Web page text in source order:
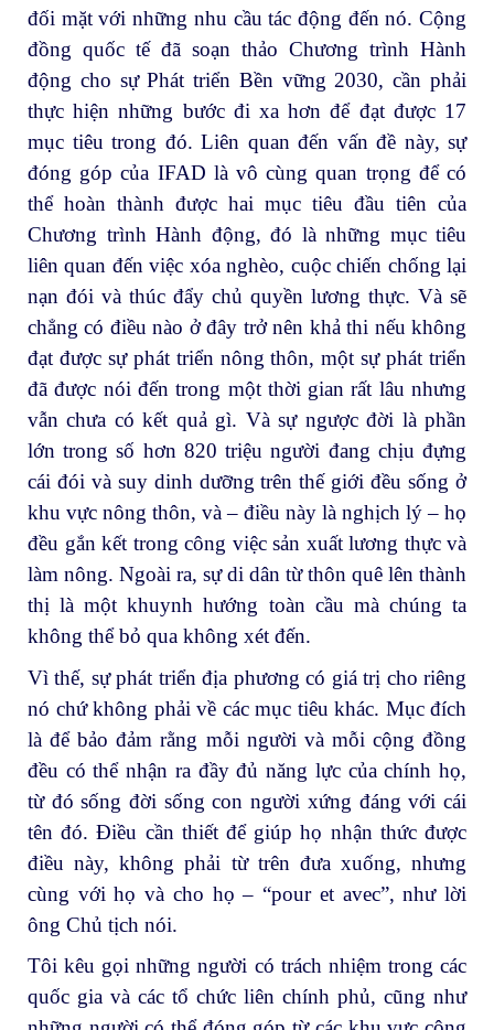
đối mặt với những nhu cầu tác động đến nó. Cộng
đồng quốc tế đã soạn thảo Chương trình Hành
động cho sự Phát triển Bền vững 2030, cần phải
thực hiện những bước đi xa hơn để đạt được 17
mục tiêu trong đó. Liên quan đến vấn đề này, sự
đóng góp của IFAD là vô cùng quan trọng để có
thể hoàn thành được hai mục tiêu đầu tiên của
Chương trình Hành động, đó là những mục tiêu
liên quan đến việc xóa nghèo, cuộc chiến chống lại
nạn đói và thúc đẩy chủ quyền lương thực. Và sẽ
chẳng có điều nào ở đây trở nên khả thi nếu không
đạt được sự phát triển nông thôn, một sự phát triển
đã được nói đến trong một thời gian rất lâu nhưng
vẫn chưa có kết quả gì. Và sự ngược đời là phần
lớn trong số hơn 820 triệu người đang chịu đựng
cái đói và suy dinh dưỡng trên thế giới đều sống ở
khu vực nông thôn, và – điều này là nghịch lý – họ
đều gắn kết trong công việc sản xuất lương thực và
làm nông. Ngoài ra, sự di dân từ thôn quê lên thành
thị là một khuynh hướng toàn cầu mà chúng ta
không thể bỏ qua không xét đến.
Vì thế, sự phát triển địa phương có giá trị cho riêng
nó chứ không phải về các mục tiêu khác. Mục đích
là để bảo đảm rằng mỗi người và mỗi cộng đồng
đều có thể nhận ra đầy đủ năng lực của chính họ,
từ đó sống đời sống con người xứng đáng với cái
tên đó. Điều cần thiết để giúp họ nhận thức được
điều này, không phải từ trên đưa xuống, nhưng
cùng với họ và cho họ – “pour et avec”, như lời
ông Chủ tịch nói.
Tôi kêu gọi những người có trách nhiệm trong các
quốc gia và các tổ chức liên chính phủ, cũng như